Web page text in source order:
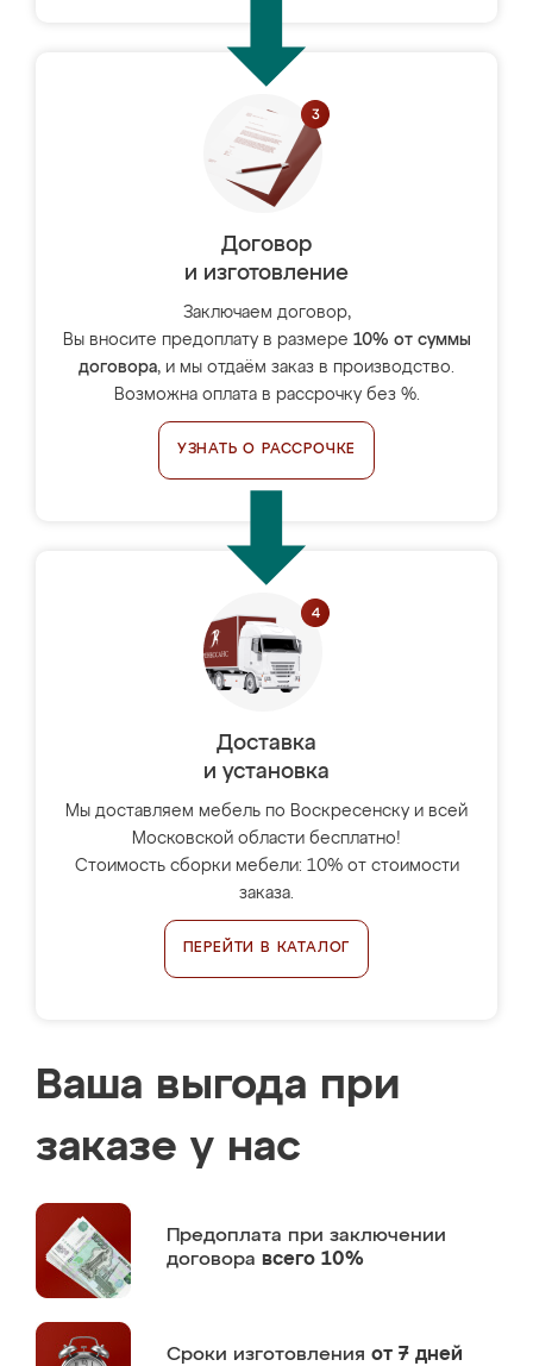
Договор
и изготовление
Заключаем договор,
Вы вносите предоплату в размере 10% от суммы
договора, и мы отдаём заказ в производство.
Возможна оплата в рассрочку без %.
УЗНАТЬ О РАССРОЧКЕ
Доставка
и установка
Мы доставляем мебель по Воскресенску и всей
Московской области бесплатно!
Стоимость сборки мебели: 10% от стоимости
заказа.
ПЕРЕЙТИ В КАТАЛОГ
Ваша выгода при
заказе у нас
Предоплата при заключении
договора всего 10%
Сроки изготовления от 7 дней